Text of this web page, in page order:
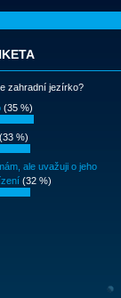
zahradní jezírko?
(35 %)
(33 %)
ale uvažuji o jeho
(32 %)